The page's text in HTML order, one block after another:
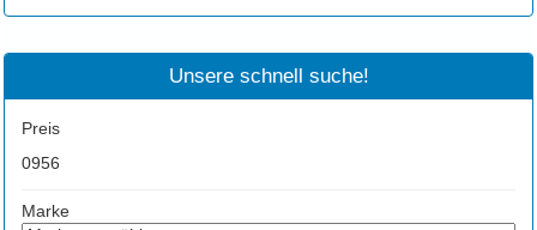
Unsere schnell suche!
Preis
0956
Marke